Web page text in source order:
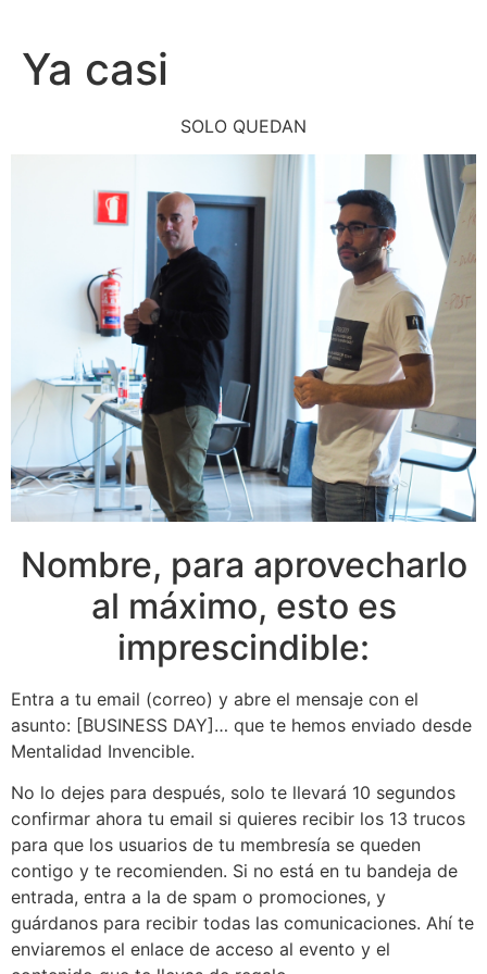
contenido
Ya casi
SOLO QUEDAN
Nombre, para aprovecharlo
al máximo, esto es
imprescindible:
Entra a tu email (correo) y abre el mensaje con el
asunto: [BUSINESS DAY]… que te hemos enviado desde
Mentalidad Invencible.
No lo dejes para después, solo te llevará 10 segundos
confirmar ahora tu email si quieres recibir los 13 trucos
para que los usuarios de tu membresía se queden
contigo y te recomienden. Si no está en tu bandeja de
entrada, entra a la de spam o promociones, y
guárdanos para recibir todas las comunicaciones. Ahí te
enviaremos el enlace de acceso al evento y el